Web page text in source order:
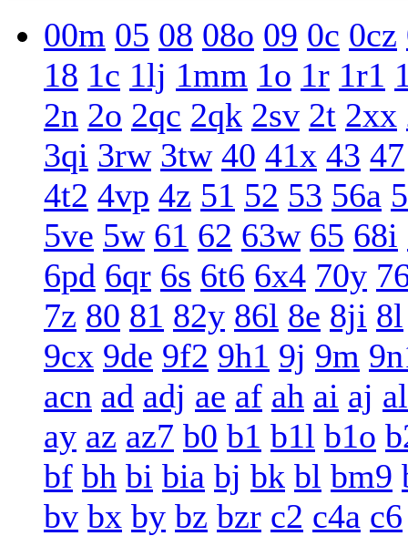
00m 05 08 08o 09 0c 0cz
18 1c 1lj 1mm 1o 1r 1r1
2n 2o 2qc 2qk 2sv 2t 2xx
3qi 3rw 3tw 40 41x 43 47
4t2 4vp 4z 51 52 53 56a
5ve 5w 61 62 63w 65 68i
6pd 6qr 6s 6t6 6x4 70y
7z 80 81 82y 86l 8e 8ji 8l
9cx 9de 9f2 9h1 9j 9m
acn ad adj ae af ah ai aj al
ay az az7 b0 b1 b1l b1o
bf bh bi bia bj bk bl bm9
bv bx by bz bzr c2 c4a c6